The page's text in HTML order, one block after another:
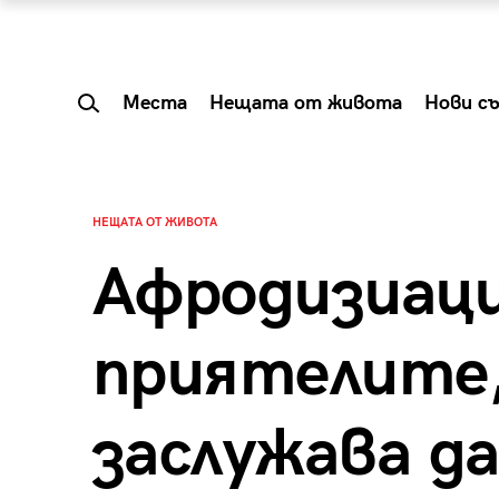
Места Нещата от живота Нови
НЕЩАТА ОТ ЖИВОТА
заслужава
Summer Prelude: как